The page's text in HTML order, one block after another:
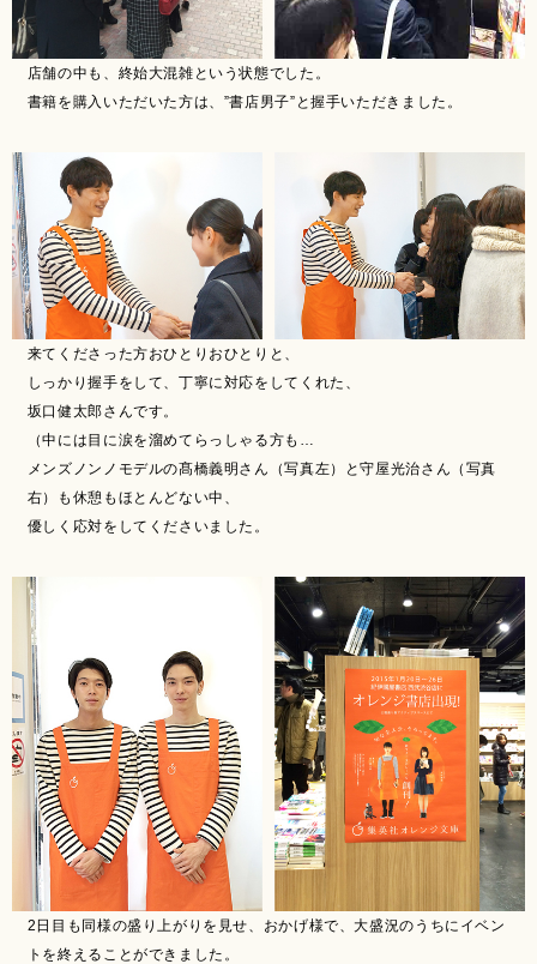
店舗の中も、終始大混雑という状態でした。
書籍を購入いただいた方は、”書店男子”と握手いただきました。
来てくださった方おひとりおひとりと、
しっかり握手をして、丁寧に対応をしてくれた、
坂口健太郎さんです。
（中には目に涙を溜めてらっしゃる方も…
メンズノンノモデルの髙橋義明さん（写真左）と守屋光治さん（写真
右）も休憩もほとんどない中、
優しく応対をしてくださいました。
2日目も同様の盛り上がりを見せ、おかげ様で、大盛況のうちにイベン
トを終えることができました。